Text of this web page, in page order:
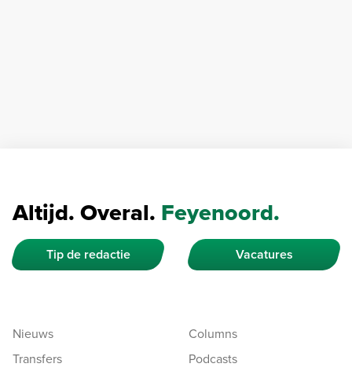
Altijd. Overal. Feyenoord.
Tip de redactie Vacatures
Nieuws
Transfers
Columns
Podcasts